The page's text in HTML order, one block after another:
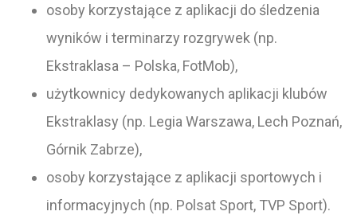
osoby korzystające z aplikacji do śledzenia
wyników i terminarzy rozgrywek (np.
Ekstraklasa – Polska, FotMob),
użytkownicy dedykowanych aplikacji klubów
Ekstraklasy (np. Legia Warszawa, Lech Poznań,
Górnik Zabrze),
osoby korzystające z aplikacji sportowych i
informacyjnych (np. Polsat Sport, TVP Sport).